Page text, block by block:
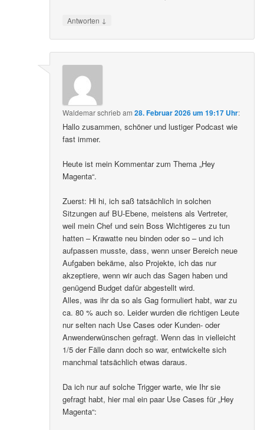
Antworten ↓
Waldemarschriebam28. Februar 2026 um 19:17 Uhr:
Hallo zusammen, schöner und lustiger Podcast wie
fast immer.
Heute ist mein Kommentar zum Thema „Hey
Magenta“.
Zuerst: Hi hi, ich saß tatsächlich in solchen
Sitzungen auf BU-Ebene, meistens als Vertreter,
weil mein Chef und sein Boss Wichtigeres zu tun
hatten – Krawatte neu binden oder so – und ich
aufpassen musste, dass, wenn unser Bereich neue
Aufgaben bekäme, also Projekte, ich das nur
akzeptiere, wenn wir auch das Sagen haben und
genügend Budget dafür abgestellt wird.
Alles, was ihr da so als Gag formuliert habt, war zu
ca. 80 % auch so. Leider wurden die richtigen Leute
nur selten nach Use Cases oder Kunden- oder
Anwenderwünschen gefragt. Wenn das in vielleicht
1/5 der Fälle dann doch so war, entwickelte sich
manchmal tatsächlich etwas daraus.
Da ich nur auf solche Trigger warte, wie Ihr sie
gefragt habt, hier mal ein paar Use Cases für „Hey
Magenta“: